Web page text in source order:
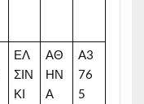
ΕΛ
ΣΙΝ
ΚΙ
ΑΘ
ΗΝ
Α
A3
76
5